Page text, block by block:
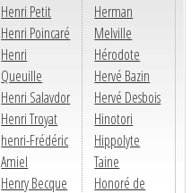
Henri Petit
Henri Poincaré
Henri
Queuille
Henri Salavdor
Henri Troyat
henri-Frédéric
Amiel
Henry Becque
Herman
Melville
Hérodote
Hervé Bazin
Hervé Desbois
Hinotori
Hippolyte
Taine
Honoré de